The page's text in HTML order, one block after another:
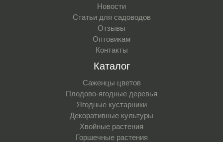
Новости
Статьи для садоводов
Отзывы
Оптовикам
Контакты
Каталог
Саженцы цветов
Плодово-ягодные деревья
Ягодные кустарники
Декоративные культуры
Хвойные растения
Горшечные растения